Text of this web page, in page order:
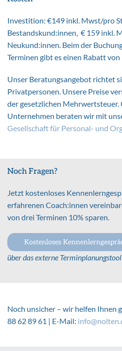
Investition: €149 inkl. Mwst/pro
Bestandskund:innen, € 159 inkl.
Neukund:innen. Beim der
Terminen gibt es einen Rabatt von
Unser Beratungsangebot richtet
Privatpersonen. Unsere Preise
der gesetzlichen
Unternehmen beraten wir mit
Gesellschaft für Personal- und
Noch Fragen?
Jetzt kostenloses
erfahrenen Coach:innen
von drei Terminen 10% sparen.
Kostenloses
über das externe
Noch unsicher – wir helfen Ihnen
88 62 89 61 | E-Mail: